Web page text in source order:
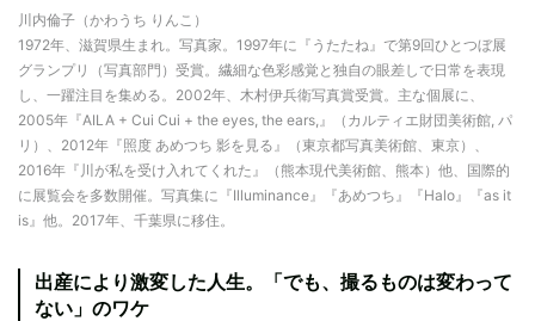
川内倫子（かわうち りんこ）
1972年、滋賀県生まれ。写真家。1997年に『うたたね』で第9回ひとつぼ展
グランプリ（写真部門）受賞。繊細な色彩感覚と独自の眼差しで日常を表現
し、一躍注目を集める。2002年、木村伊兵衛写真賞受賞。主な個展に、
2005年『AILA + Cui Cui + the eyes, the ears,』（カルティエ財団美術館, パ
リ）、2012年『照度 あめつち 影を見る』（東京都写真美術館、東京）、
2016年『川が私を受け入れてくれた』（熊本現代美術館、熊本）他、国際的
に展覧会を多数開催。写真集に『Illuminance』『あめつち』『Halo』『as it
is』他。2017年、千葉県に移住。
出産により激変した人生。「でも、撮るものは変わって
ない」のワケ